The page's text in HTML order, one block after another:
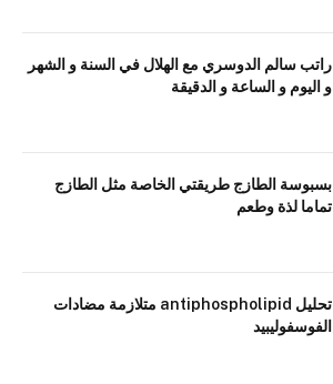
راتب سالم الدوسري مع الهلال في السنة و الشهر
و اليوم و الساعة و الدقيقة
بسبوسة الطازج طريقتي الخاصة مثل الطازج
تماما لذة وطعم
تحليل antiphospholipid متلازمة مضادات
الفوسفوليبيد